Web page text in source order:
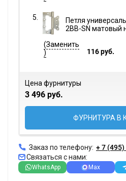
Петля
2BB-SN матовый
116 руб.
Цена фурнитуры
3 496 руб.
ФУРНИТУРА В
Заказ по телефону: + 7
Связаться с нами:
WhatsApp Max